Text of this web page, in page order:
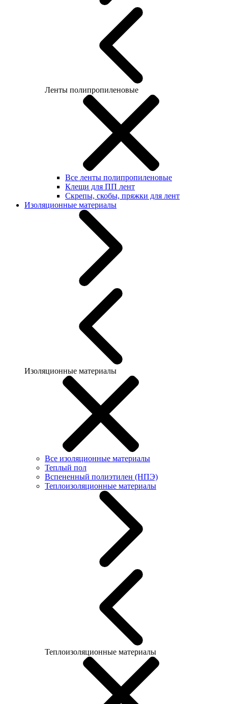
Ленты полипропиленовые
Все ленты полипропиленовые
Клещи для ПП лент
Скрепы, скобы, пряжки для лент
Изоляционные материалы
Изоляционные материалы
Все изоляционные материалы
Теплый пол
Вспененный полиэтилен (НПЭ)
Теплоизоляционные материалы
Теплоизоляционные материалы